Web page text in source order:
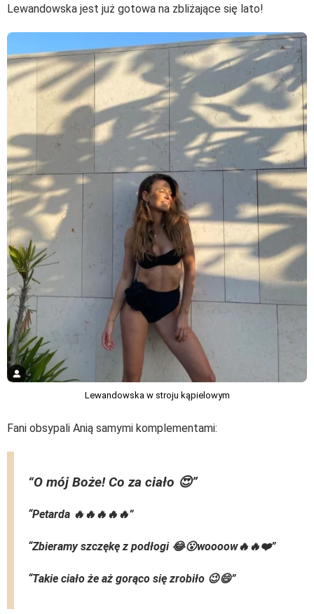
Lewandowska jest już gotowa na zbliżające się lato!
Lewandowska w stroju kąpielowym
Fani obsypali Anią samymi komplementami:
“O mój Boże! Co za ciało 😍”
“Petarda 🔥🔥🔥🔥🔥”
“Zbieramy szczękę z podłogi 😂😮woooow🔥🔥❤️”
“Takie ciało że aż gorąco się zrobiło 😉😄”